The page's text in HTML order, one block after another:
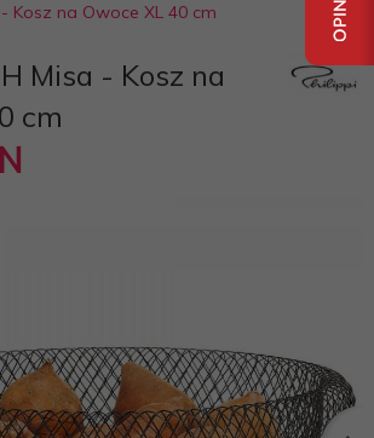
Kosz na Owoce XL 40 cm
Misa - Kosz na
cm